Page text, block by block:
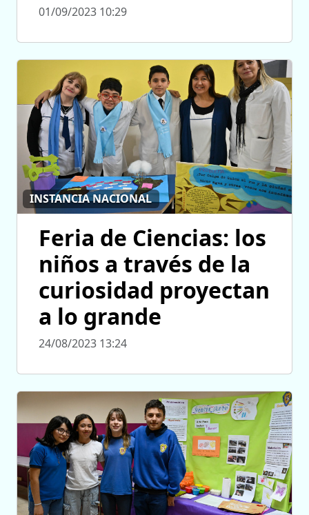
01/09/2023 10:29
INSTANCIA NACIONAL
Feria de Ciencias: los
niños a través de la
curiosidad proyectan
a lo grande
24/08/2023 13:24